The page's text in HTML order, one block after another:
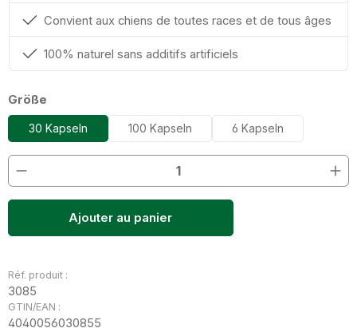
Convient aux chiens de toutes races et de tous âges
100% naturel sans additifs artificiels
Sélectionnez
Größe
30 Kapseln 100 Kapseln 6 Kapseln
Quantité de produit : Entrez la quantité souhaitée
Ajouter au panier
Réf. produit :
3085
GTIN/EAN :
4040056030855